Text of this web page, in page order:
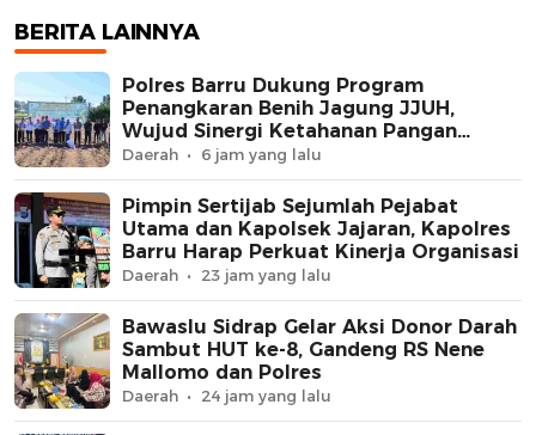
BERITA LAINNYA
Polres Barru Dukung Program
Penangkaran Benih Jagung JJUH,
Wujud Sinergi Ketahanan Pangan
Nasional
Daerah 6 jam yang lalu
Pimpin Sertijab Sejumlah Pejabat
Utama dan Kapolsek Jajaran, Kapolres
Barru Harap Perkuat Kinerja Organisasi
Daerah 23 jam yang lalu
Bawaslu Sidrap Gelar Aksi Donor Darah
Sambut HUT ke-8, Gandeng RS Nene
Mallomo dan Polres
Daerah 24 jam yang lalu